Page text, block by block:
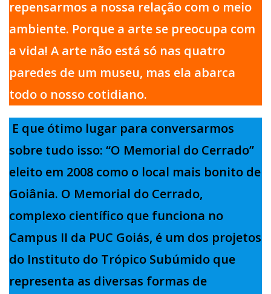
repensarmos a nossa relação com o meio
ambiente. Porque a arte se preocupa com
a vida! A arte não está só nas quatro
paredes de um museu, mas ela abarca
todo o nosso cotidiano.
E que ótimo lugar para conversarmos
sobre tudo isso: “O Memorial do Cerrado”
eleito em 2008 como o local mais bonito de
Goiânia. O Memorial do Cerrado,
complexo científico que funciona no
Campus II da PUC Goiás, é um dos projetos
do Instituto do Trópico Subúmido que
representa as diversas formas de